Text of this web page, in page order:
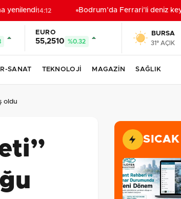
14:12 Bodrum’da Ferrari’li deniz
EURO
55,2510 %0.32
BURSA
31° AÇIK
SANAT TEKNOLOJİ MAGAZİN SAĞLIK
oldu